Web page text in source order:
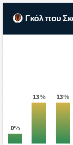
Γκόλ που
0%
13% 13%